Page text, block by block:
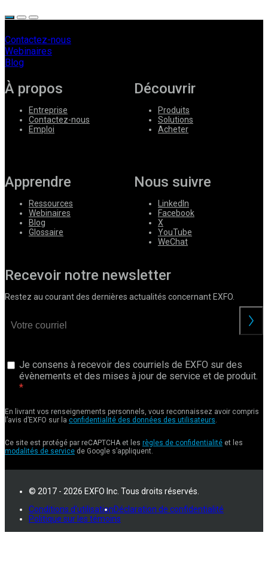
Contactez-nous
Webinaires
Blog
À propos
Entreprise
Contactez-nous
Emploi
Découvrir
Produits
Solutions
Acheter
Apprendre
Ressources
Webinaires
Blog
Glossaire
Nous suivre
LinkedIn
Facebook
X
YouTube
WeChat
Recevoir notre newsletter
Restez au courant des dernières actualités concernant EXFO.
Je consens à recevoir des courriels de EXFO sur des
évènements et des mises à jour de service et de produit.
En livrant vos renseignements personnels, vous reconnaissez avoir compris
l’avis d’EXFO sur la confidentialité des données des utilisateurs.
Ce site est protégé par reCAPTCHA et les règles de confidentialité et les
modalités de service de Google s’appliquent.
© 2017 - 2026 EXFO Inc. Tous droits réservés.
Conditions d'utilisationDéclaration de confidentialité
Politique sur les témoins